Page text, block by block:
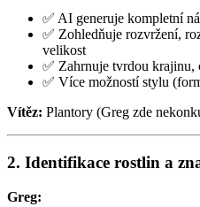
✅ AI generuje kompletní
✅ Zohledňuje rozvržení,
velikost
✅ Zahrnuje tvrdou krajinu,
✅ Více možností stylu
Vítěz: Plantory (Greg zde
2. Identifikace rostlin a
Greg: